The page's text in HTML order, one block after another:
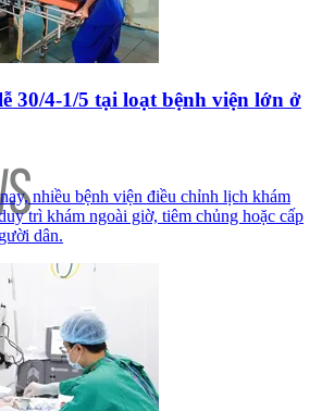
30/4-1/5 tại loạt bệnh viện lớn ở
nhiều bệnh viện điều chỉnh lịch khám
trì khám ngoài giờ, tiêm chủng hoặc cấp
dân.